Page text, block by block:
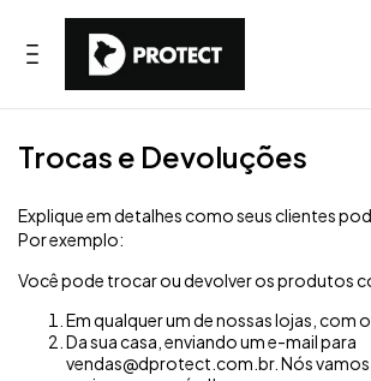
Trocas e Devoluções
Explique em detalhes como seus clientes
Por exemplo:
Você pode trocar ou devolver os produtos
Em qualquer um de nossas lojas, com
Da sua casa, enviando um e-mail para
vendas@dprotect.com.br. Nós